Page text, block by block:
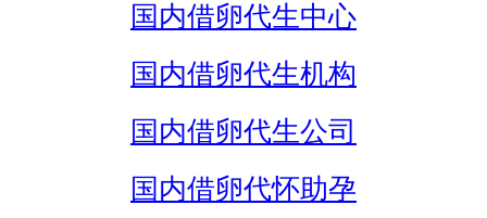
国内借卵代生中心
国内借卵代生机构
国内借卵代生公司
国内借卵代怀助孕